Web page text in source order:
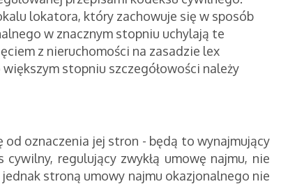
lokatora, który zachowuje się w sposób
w znacznym stopniu uchylają te
z nieruchomości na zasadzie lex
stopniu szczegółowości należy
oznaczenia jej stron - będą to wynajmujący
regulujący zwykłą umowę najmu, nie
stroną umowy najmu okazjonalnego nie